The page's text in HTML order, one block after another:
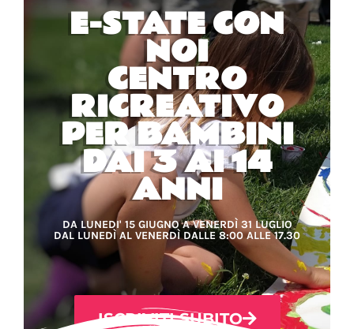
E-STATE CON
NOI
CENTRO
RICREATIVO
PER BAMBINI
DAI 3 AI 14
ANNI
DA LUNEDI' 15 GIUGNO A VENERDÌ 31 LUGLIO
DAL LUNEDÌ AL VENERDÌ DALLE 8:00 ALLE 17.30
ISCRIVITI SUBITO